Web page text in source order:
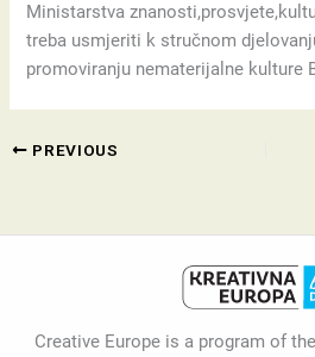
Ministarstva
treba usmjeriti k stručnom
promoviranju nematerijalne kulture
PREVIOUS
Creative Europe is a program of